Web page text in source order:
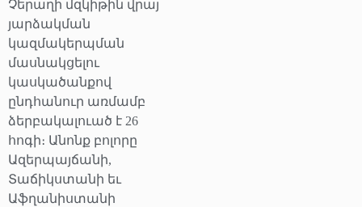
Չերաղի մզկիթին վրայ
յարձակման
կազմակերպման
մասնակցելու
կասկածանքով
ընդհանուր առմամբ
ձերբակալուած է 26
հոգի։ Անոնք բոլորը
Ազերպայճանի,
Տաճիկստանի եւ
Աֆղանիստանի